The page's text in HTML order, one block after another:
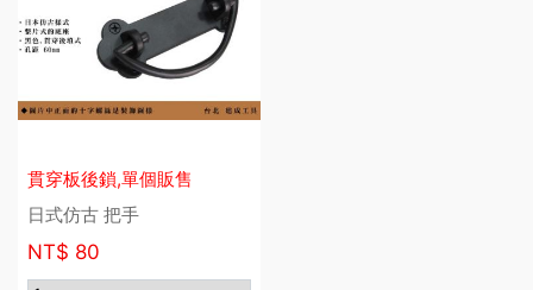
貫穿板後鎖,單個販售
日式仿古 把手
NT$ 80